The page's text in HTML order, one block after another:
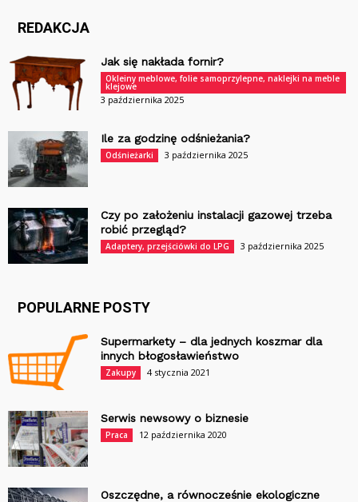
REDAKCJA
Jak się nakłada fornir?
Okleiny meblowe, folie samoprzylepne, naklejki na meble
klejowe
3 października 2025
Ile za godzinę odśnieżania?
Odśnieżarki 3 października 2025
Czy po założeniu instalacji gazowej trzeba
robić przegląd?
Adaptery, przejściówki do LPG 3 października 2025
POPULARNE POSTY
Supermarkety – dla jednych koszmar dla
innych błogosławieństwo
Zakupy 4 stycznia 2021
Serwis newsowy o biznesie
Praca 12 października 2020
Oszczędne, a równocześnie ekologiczne